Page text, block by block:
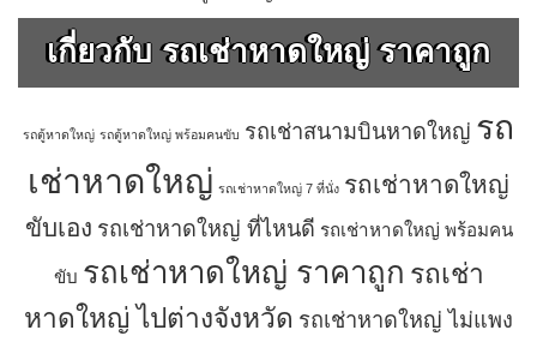
เกี่ยวกับ รถเช่าหาดใหญ่ ราคาถูก
รถตู้หาดใหญ่ รถตู้หาดใหญ่ พร้อมคนขับ รถเช่าสนามบินหาดใหญ่ รถ
เช่าหาดใหญ่ รถเช่าหาดใหญ่ 7 ที่นั่ง รถเช่าหาดใหญ่
ขับเอง รถเช่าหาดใหญ่ ที่ไหนดี รถเช่าหาดใหญ่ พร้อมคน
ขับ รถเช่าหาดใหญ่ ราคาถูก รถเช่า
หาดใหญ่ ไปต่างจังหวัด รถเช่าหาดใหญ่ ไม่แพง